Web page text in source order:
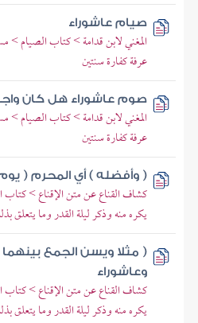
صيام عاشوراء
المغني لابن قدامة > كتاب الصيام >
عرفة كفارة سنتين
صوم عاشوراء هل كان
المغني لابن قدامة > كتاب الصيام >
عرفة كفارة سنتين
( وأفضله ) أي المحرم (
كشاف القناع عن متن الإقناع >
يكره منه وذكر ليلة القدر وما يتعلق
( مثلا ويسن الجمع
وعاشوراء
كشاف القناع عن متن الإقناع >
يكره منه وذكر ليلة القدر وما يتعلق